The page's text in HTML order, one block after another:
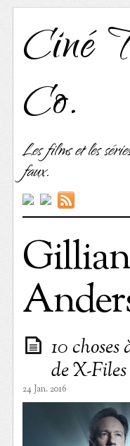
Ciné
Co.
Les films et les
faux.
Gillian
10
de X-Files
24 Jan. 2016